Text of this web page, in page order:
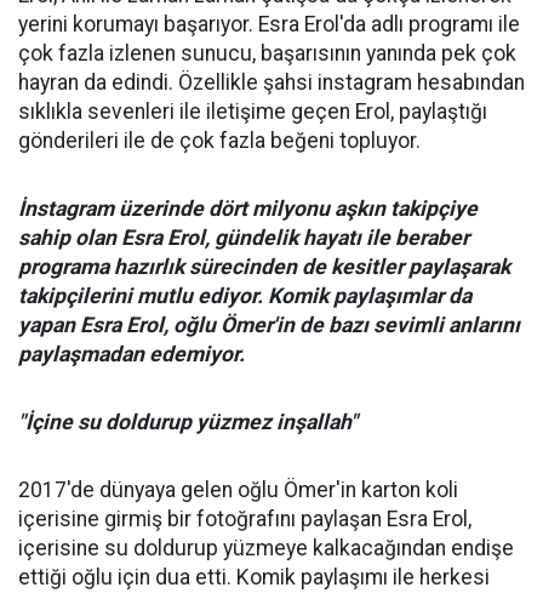
yerini korumayı başarıyor. Esra Erol'da adlı programı ile
çok fazla izlenen sunucu, başarısının yanında pek çok
hayran da edindi. Özellikle şahsi instagram hesabından
sıklıkla sevenleri ile iletişime geçen Erol, paylaştığı
gönderileri ile de çok fazla beğeni topluyor.
İnstagram üzerinde dört milyonu aşkın takipçiye
sahip olan Esra Erol, gündelik hayatı ile beraber
programa hazırlık sürecinden de kesitler paylaşarak
takipçilerini mutlu ediyor. Komik paylaşımlar da
yapan Esra Erol, oğlu Ömer'in de bazı sevimli anlarını
paylaşmadan edemiyor.
"İçine su doldurup yüzmez inşallah"
2017'de dünyaya gelen oğlu Ömer'in karton koli
içerisine girmiş bir fotoğrafını paylaşan Esra Erol,
içerisine su doldurup yüzmeye kalkacağından endişe
ettiği oğlu için dua etti. Komik paylaşımı ile herkesi